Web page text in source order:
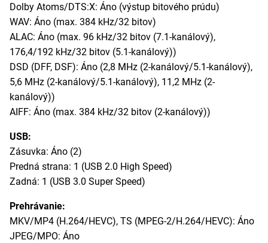
Dolby Atoms/DTS:X: Áno (výstup bitového prúdu)
WAV: Áno (max. 384 kHz/32 bitov)
ALAC: Áno (max. 96 kHz/32 bitov (7.1-kanálový),
176,4/192 kHz/32 bitov (5.1-kanálový))
DSD (DFF, DSF): Áno (2,8 MHz (2-kanálový/5.1-kanálový),
5,6 MHz (2-kanálový/5.1-kanálový), 11,2 MHz (2-
kanálový))
AIFF: Áno (max. 384 kHz/32 bitov (2-kanálový))
USB:
Zásuvka: Áno (2)
Predná strana: 1 (USB 2.0 High Speed)
Zadná: 1 (USB 3.0 Super Speed)
Prehrávanie:
MKV/MP4 (H.264/HEVC), TS (MPEG-2/H.264/HEVC): Áno
JPEG/MPO: Áno